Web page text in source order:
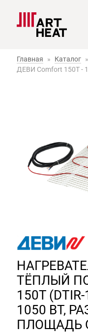
Главная » Каталог »
ДЕВИ Comfort 150T -
ТЁПЛЫЙ
150T
1050 ВТ,
ПЛОЩАДЬ